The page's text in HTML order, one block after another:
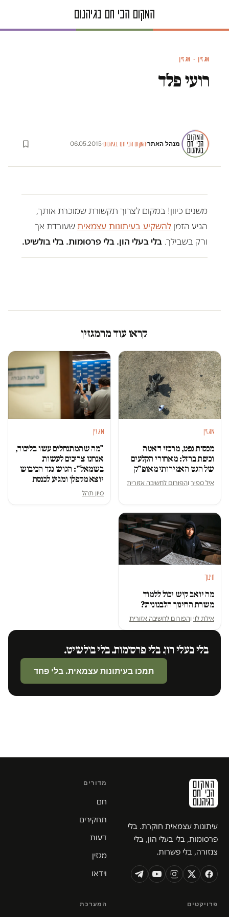
מגזין · מגזין
רועי פלד
מנהל האתר·המקום הכי חם בגיהנום·
06.05.2015
משנים כיוון! במקום לצרוך תקשורת שמוכרת אותך,
הגיע הזמן להשקיע בעיתונות עצמאיתשעובדת אך
ורק בשבילך. בלי בעלי הון. בלי פרסומות. בלי בולשיט.
קראו עוד מהמגזין
מגזין
מכסות נפט, מרכזי דאטה
וכיפת ברזל: מאחורי הקלעים
של הגט האמירותי מאופ"ק
איל ספיר והפורום לחשיבה אזורית
מגזין
"מה שהמתנחלים עשו בליכוד,
אנחנו צריכים לעשות
בשמאל": הגוש נגד הכיבוש
יוצא מקפלן ומגיע לכנסת
סיון תהל
חינוך
מה יואב קיש יכול ללמוד
משרת החינוך הלבנונית?
אילת לוי והפורום לחשיבה אזורית
בלי בעלי הון. בלי פרסומות. בלי בולשיט.
תמכו בעיתונות עצמאית. בלי פחד
עיתונות עצמאית חוקרת. בלי
פרסומות, בלי בעלי הון, בלי
צנזורה, בלי פשרות.
מדורים
חם
תחקירים
דעות
מגזין
וידאו
פרויקטים המערכת